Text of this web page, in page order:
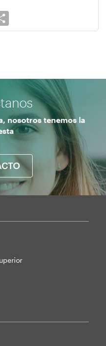
nosotros tenemos la